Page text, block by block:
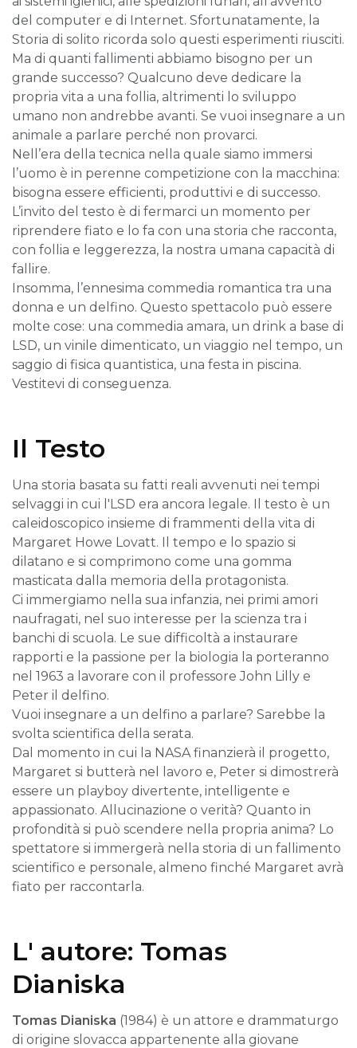
del computer e di Internet. Sfortunatamente, la
Storia di solito ricorda solo questi esperimenti riusciti.
Ma di quanti fallimenti abbiamo bisogno per un
grande successo? Qualcuno deve dedicare la
propria vita a una follia, altrimenti lo sviluppo
umano non andrebbe avanti. Se vuoi insegnare a un
animale a parlare perché non provarci.
Nell’era della tecnica nella quale siamo immersi
l’uomo è in perenne competizione con la macchina:
bisogna essere efficienti, produttivi e di successo.
L’invito del testo è di fermarci un momento per
riprendere fiato e lo fa con una storia che racconta,
con follia e leggerezza, la nostra umana capacità di
fallire.
Insomma, l’ennesima commedia romantica tra una
donna e un delfino. Questo spettacolo può essere
molte cose: una commedia amara, un drink a base di
LSD, un vinile dimenticato, un viaggio nel tempo, un
saggio di fisica quantistica, una festa in piscina.
Vestitevi di conseguenza.
Il Testo
Una storia basata su fatti reali avvenuti nei tempi
selvaggi in cui l'LSD era ancora legale. Il testo è un
caleidoscopico insieme di frammenti della vita di
Margaret Howe Lovatt. Il tempo e lo spazio si
dilatano e si comprimono come una gomma
masticata dalla memoria della protagonista.
Ci immergiamo nella sua infanzia, nei primi amori
naufragati, nel suo interesse per la scienza tra i
banchi di scuola. Le sue difficoltà a instaurare
rapporti e la passione per la biologia la porteranno
nel 1963 a lavorare con il professore John Lilly e
Peter il delfino.
Vuoi insegnare a un delfino a parlare? Sarebbe la
svolta scientifica della serata.
Dal momento in cui la NASA finanzierà il progetto,
Margaret si butterà nel lavoro e, Peter si dimostrerà
essere un playboy divertente, intelligente e
appassionato. Allucinazione o verità? Quanto in
profondità si può scendere nella propria anima? Lo
spettatore si immergerà nella storia di un fallimento
scientifico e personale, almeno finché Margaret avrà
fiato per raccontarla.
L' autore: Tomas
Dianiska
Tomas Dianiska (1984) è un attore e drammaturgo
di origine slovacca appartenente alla giovane